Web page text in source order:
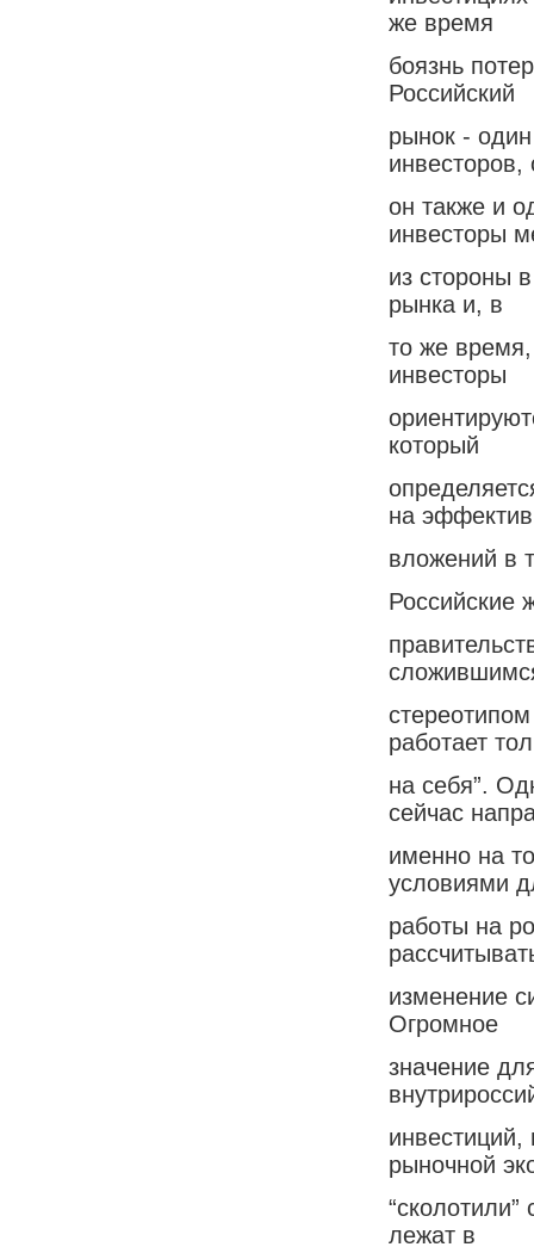
же время
боязнь
Российский
рынок -
инвесторов,
он также и
инвесторы
из стороны
рынка и, в
то же
инвесторы
который
на
вложений в
Российские
работает
на себя”.
сейчас
именно на
условиями
работы на
изменение
Огромное
значение
рыночной
лежат в